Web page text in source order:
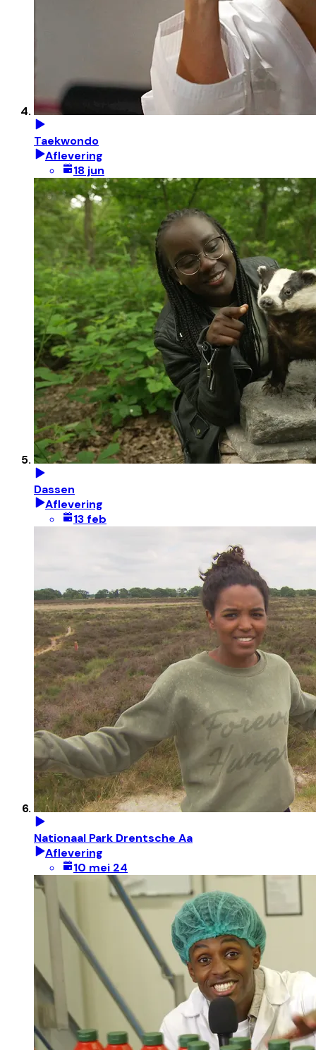
Taekwondo
Aflevering
18 jun
Dassen
Aflevering
13 feb
Nationaal Park Drentsche Aa
Aflevering
10 mei 24